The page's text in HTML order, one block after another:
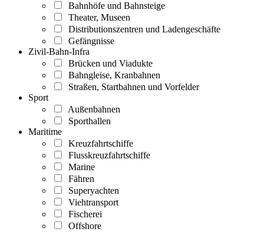
Bahnhöfe und Bahnsteige
Theater, Museen
Distributionszentren und Ladengeschäfte
Gefängnisse
Zivil-Bahn-Infra
Brücken und Viadukte
Bahngleise, Kranbahnen
Straßen, Startbahnen und Vorfelder
Sport
Außenbahnen
Sporthallen
Maritime
Kreuzfahrtschiffe
Flusskreuzfahrtschiffe
Marine
Fähren
Superyachten
Viehtransport
Fischerei
Offshore